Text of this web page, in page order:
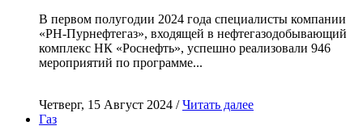
В первом полугодии 2024 года специалисты компании
«РН-Пурнефтегаз», входящей в нефтегазодобывающий
комплекс НК «Роснефть», успешно реализовали 946
мероприятий по программе...
Четверг, 15 Август 2024 /Читать далее
Газ